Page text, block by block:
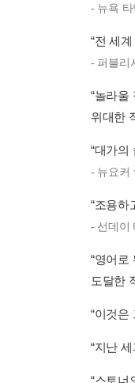
- 뉴욕
“전 세
- 퍼블리
“놀라울
위대한
“대가
- 뉴요커
“조용하
- 선데이
“영어로
도달한
“이것은
“지난
“스토너